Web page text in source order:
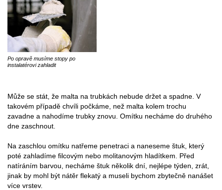
Po opravě musíme stopy po
instalatérovi zahladit
Může se stát, že malta na trubkách nebude držet a spadne. V
takovém případě chvíli počkáme, než malta kolem trochu
zavadne a nahodíme trubky znovu. Omítku necháme do druhého
dne zaschnout.
Na zaschlou omítku natřeme penetraci a naneseme štuk, který
poté zahladíme filcovým nebo molitanovým hladítkem. Před
natíráním barvou, necháme štuk několik dní, nejlépe týden, zrát,
jinak by mohl být nátěr flekatý a museli bychom zbytečně nanášet
více vrstev.